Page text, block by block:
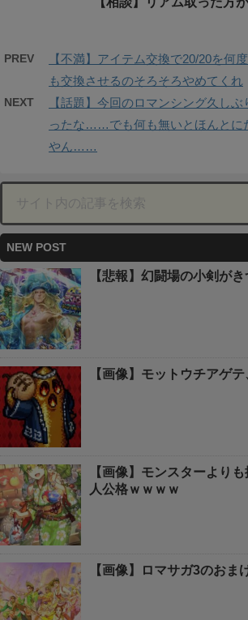
PREV
【不満】アイテム交換で20/20を何
も交換させるのそろそろやめてくれ
NEXT
【話題】今回のロマンシング久し
ったな……でも何も無いとほんとに
やん……
NEW POST
【悲報】幻闘場の小剣が
【画像】モットウチアゲ
【画像】モンスターより
人公格ｗｗｗｗ
【画像】ロマサガ3のおま